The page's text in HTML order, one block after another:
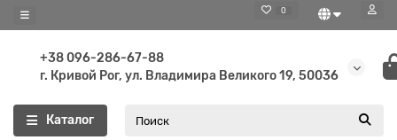
0
+38 096-286-67-88
г. Кривой Рог, ул. Владимира Великого 19, 50036
Каталог